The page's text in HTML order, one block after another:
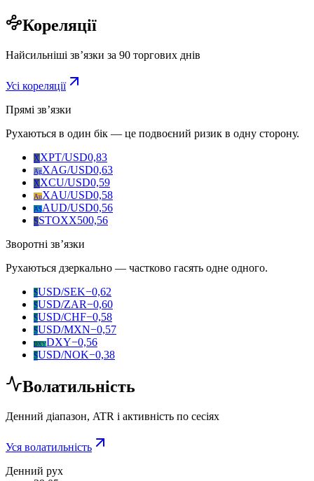
Кореляції
Найсильніші звʼязки за 90 торгових днів
Усі кореляції
Прямі звʼязки
Рухаються в один бік — це подвоєний ризик в одну сторону.
XXPT/USD0,83
AgXAG/USD0,63
XXCU/USD0,59
AuXAU/USD0,58
A$AUD/USD0,56
SSTOXX500,56
Зворотні звʼязки
Рухаються дзеркально — частково гасять одне одного.
$USD/SEK−0,62
$USD/ZAR−0,60
$USD/CHF−0,58
$USD/MXN−0,57
DXYDXY−0,56
$USD/NOK−0,38
Волатильність
Денний діапазон, ATR і активність по сесіях
Уся волатильність
Денний рух